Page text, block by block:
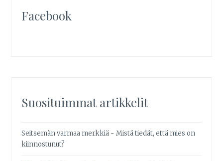
Facebook
Suosituimmat artikkelit
Seitsemän varmaa merkkiä - Mistä tiedät, että mies on
kiinnostunut?